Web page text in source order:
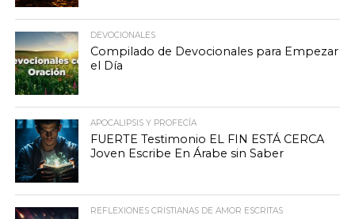
DEVOCIONALES
Compilado de Devocionales para Empezar
el Día
APOCALIPSIS Y PROFECÍA
FUERTE Testimonio EL FIN ESTÁ CERCA
Joven Escribe En Árabe sin Saber
REFLEXIONES CRISTIANAS DE AMOR ESCRITAS